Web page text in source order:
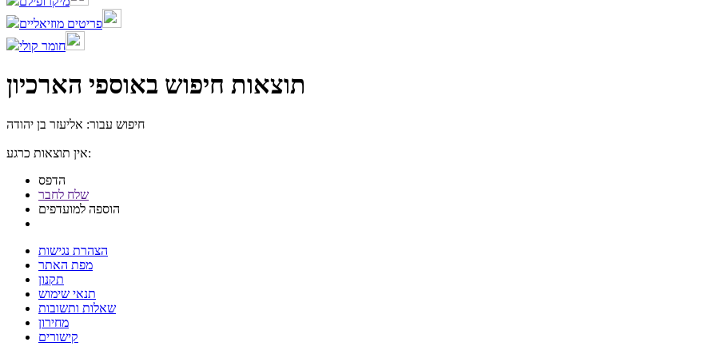
פריטים מוזיאליים
חומר קולי
תוצאות חיפוש באוספי הארכיון
חיפוש עבור: אליעזר בן יהודה
אין תוצאות כרגע:
הדפס
שלח לחבר
הוספה למועדפים
הצהרת נגישות
מפת האתר
תקנון
תנאי שימוש
שאלות ותשובות
מחירון
קישורים